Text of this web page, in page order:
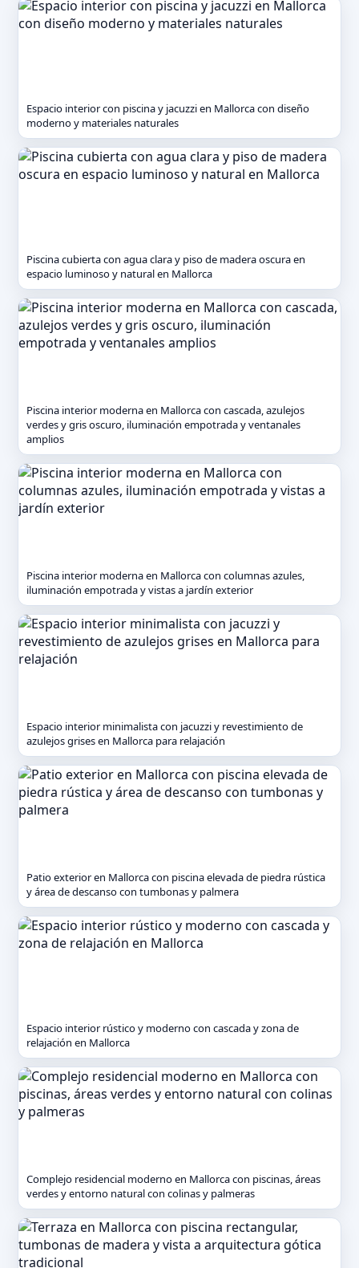
Espacio interior con piscina y jacuzzi en Mallorca con diseño
moderno y materiales naturales
Piscina cubierta con agua clara y piso de madera oscura en
espacio luminoso y natural en Mallorca
Piscina interior moderna en Mallorca con cascada, azulejos
verdes y gris oscuro, iluminación empotrada y ventanales
amplios
Piscina interior moderna en Mallorca con columnas azules,
iluminación empotrada y vistas a jardín exterior
Espacio interior minimalista con jacuzzi y revestimiento de
azulejos grises en Mallorca para relajación
Patio exterior en Mallorca con piscina elevada de piedra rústica
y área de descanso con tumbonas y palmera
Espacio interior rústico y moderno con cascada y zona de
relajación en Mallorca
Complejo residencial moderno en Mallorca con piscinas, áreas
verdes y entorno natural con colinas y palmeras